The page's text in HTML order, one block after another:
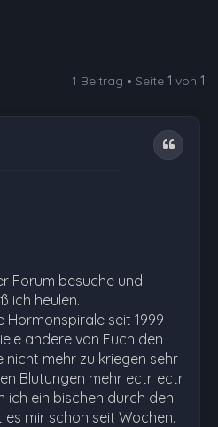
1 Beitrag • Seite 1 von 1
Zitat
Forum besuche und
ich heulen.
Hormonspirale seit 1999
andere von Euch den
nicht mehr zu kriegen sehr
Blutungen mehr ectr. ectr.
ich ein bischen durch den
mir schon seit Wochen.